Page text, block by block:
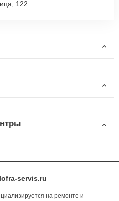
122
servis.ru
на ремонте и